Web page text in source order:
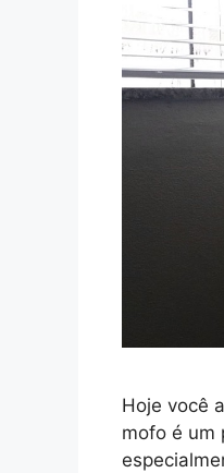
Hoje você
mofo é um